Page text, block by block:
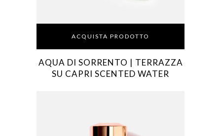
ACQUISTA PRODOTTO
AQUA DI SORRENTO | TERRAZZA
SU CAPRI SCENTED WATER